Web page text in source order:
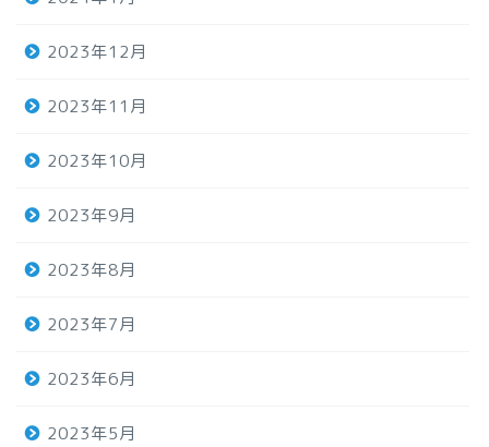
2023年12月
2023年11月
2023年10月
2023年9月
2023年8月
2023年7月
2023年6月
2023年5月